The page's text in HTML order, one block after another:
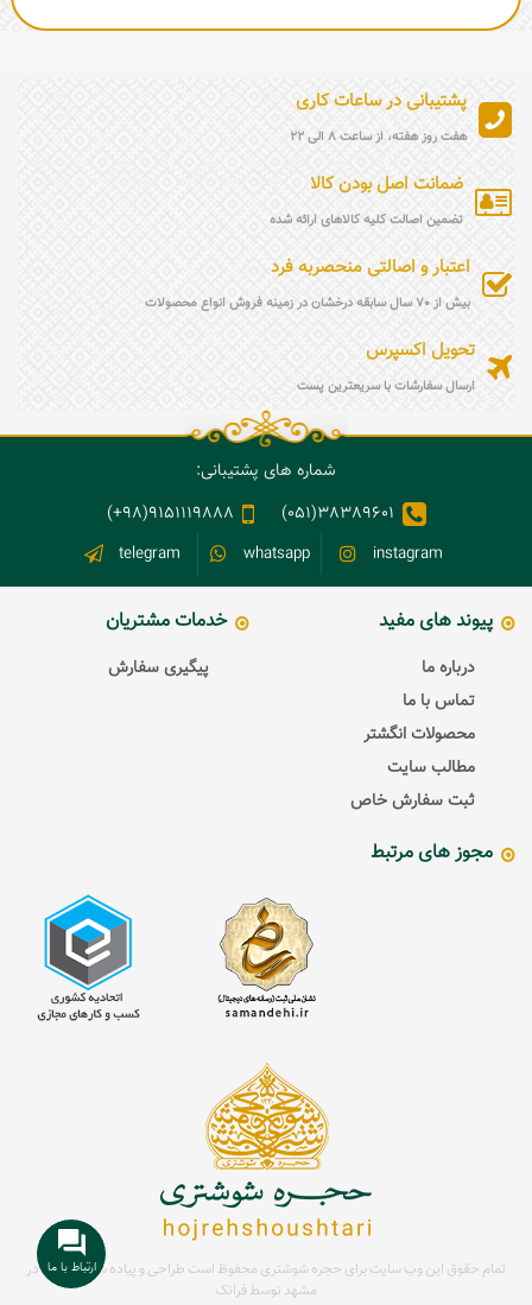
پشتیبانی در ساعات کاری
هفت روز هفته، از ساعت 8 الی 22
ضمانت اصل بودن کالا
تضمین اصالت کلیه کالاهای ارائه شده
اعتبار و اصالتی منحصربه فرد
بیش از 70 سال سابقه درخشان در زمینه فروش انواع محصولات
تحویل اکسپرس
ارسال سفارشات با سریعترین پست
شماره های پشتیبانی:
38389601(051)
9151119888(98+)
instagram
whatsapp
telegram
پیوند های مفید
درباره ما
تماس با ما
محصولات انگشتر
مطالب سایت
ثبت سفارش خاص
خدمات مشتریان
پیگیری سفارش
ارتباط با ما
مجوز های مرتبط
تمام حقوق این وب سایت برای حجره شوشتری محفوظ است طراحی و پیاده سازی سایت در
مشهد توسطفراتک